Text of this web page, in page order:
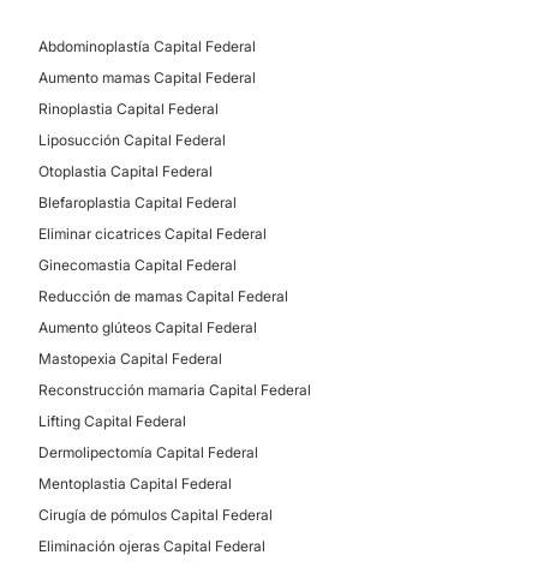
Abdominoplastía Capital Federal
Aumento mamas Capital Federal
Rinoplastia Capital Federal
Liposucción Capital Federal
Otoplastia Capital Federal
Blefaroplastia Capital Federal
Eliminar cicatrices Capital Federal
Ginecomastia Capital Federal
Reducción de mamas Capital Federal
Aumento glúteos Capital Federal
Mastopexia Capital Federal
Reconstrucción mamaria Capital Federal
Lifting Capital Federal
Dermolipectomía Capital Federal
Mentoplastia Capital Federal
Cirugía de pómulos Capital Federal
Eliminación ojeras Capital Federal